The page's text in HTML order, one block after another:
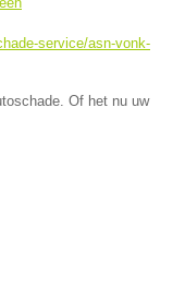
service/asn-vonk-
Of het nu uw